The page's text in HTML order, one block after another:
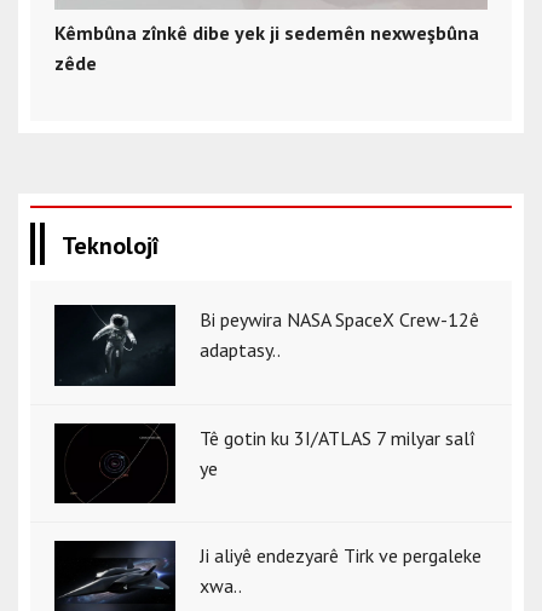
Kêmbûna zînkê dibe yek ji sedemên nexweşbûna
zêde
Teknolojî
Bi peywira NASA SpaceX Crew-12ê
adaptasy..
Tê gotin ku 3I/ATLAS 7 milyar salî
ye
Ji aliyê endezyarê Tirk ve pergaleke
xwa..